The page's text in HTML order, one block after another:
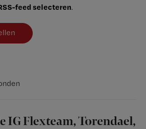
feed selecteren.
IG Flexteam, Torendael,